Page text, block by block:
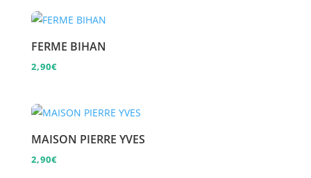
FERME BIHAN
2,90€
MAISON PIERRE YVES
2,90€